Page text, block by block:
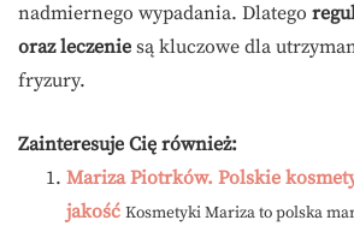
nadmiernego wypadania. Dlatego
oraz leczenie są kluczowe dla
fryzury.
Zainteresuje Cię również:
Mariza Piotrków. Polskie
jakość Kosmetyki Mariza to polska